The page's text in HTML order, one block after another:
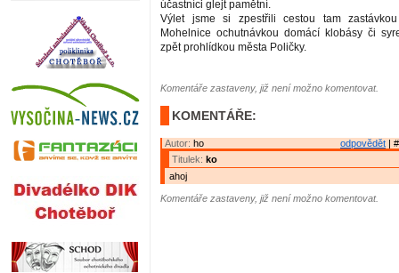
účastníci glejt pamětní.
Výlet jsme si zpestřili cestou tam
Mohelnice ochutnávkou domácí klobásy či
zpět prohlídkou města Poličky.
Komentáře zastaveny, již není možno komentovat.
KOMENTÁŘE:
odpovědět |
Autor: ho
Titulek: ko
ahoj
Komentáře zastaveny, již není možno komentovat.